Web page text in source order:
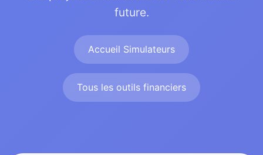
future.
Accueil Simulateurs
Tous les outils financiers